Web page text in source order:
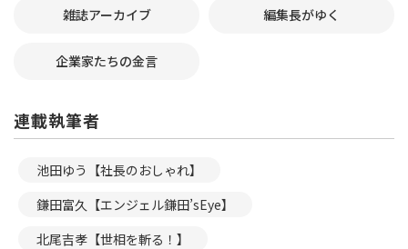
雑誌アーカイブ 編集長がゆく
企業家たちの金言
連載執筆者
池田ゆう【社長のおしゃれ】
鎌田富久【エンジェル鎌田’sEye】
北尾吉孝【世相を斬る！】